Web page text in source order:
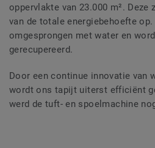
oppervlakte van 23.000 m². Deze
van de totale energiebehoefte
omgesprongen met water en
gerecupereerd.
Door een continue innovatie van
wordtons tapijt uiterst efficiënt
werd de tuft- en spoelmachine